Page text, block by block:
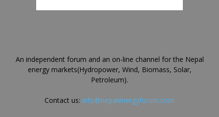
An independent forum and an on-line channel for the Nepal
energy markets(Hydropower, Wind, Biomass, Solar,
Petroleum).
Contact us: info@nepalenergyforum.com